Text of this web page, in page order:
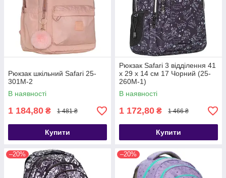
Рюкзак шкільний Safari 25-
301M-2
В наявності
1 184,80 ₴ 1 481 ₴
Купити
Рюкзак Safari 3 відділення 41
x 29 x 14 см 17 Чорний (25-
260M-1)
В наявності
1 172,80 ₴ 1 466 ₴
Купити
–20% –20%